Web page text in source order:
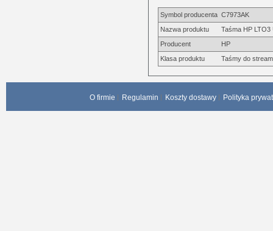
Symbol producenta C7973AK
Nazwa produktu
Taśma HP
Producent
HP
Klasa produktu
Taśmy do
O firmie Regulamin Koszty dostawy Polityka